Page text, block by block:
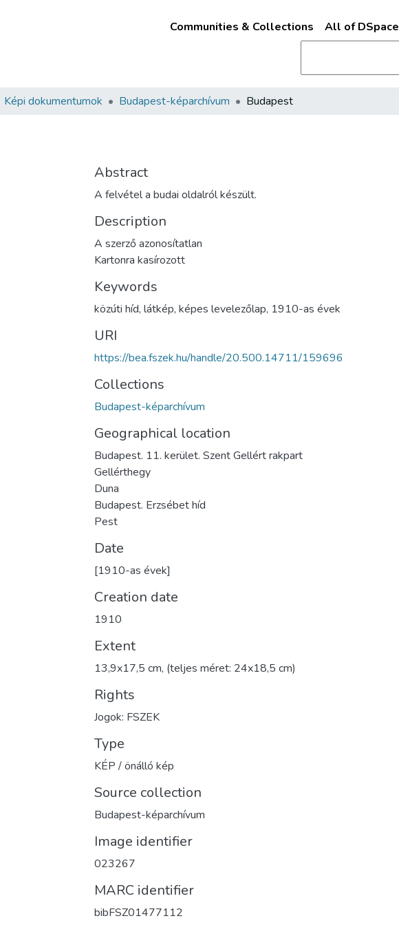
Communities & Collections All of DSpace
Képi dokumentumok Budapest-képarchívum Budapest
Abstract
A felvétel a budai oldalról készült.
Description
A szerző azonosítatlan
Kartonra kasírozott
Keywords
közúti híd, látkép, képes levelezőlap, 1910-as évek
URI
https://bea.fszek.hu/handle/20.500.14711/159696
Collections
Budapest-képarchívum
Geographical location
Budapest. 11. kerület. Szent Gellért rakpart
Gellérthegy
Duna
Budapest. Erzsébet híd
Pest
Date
[1910-as évek]
Creation date
1910
Extent
13,9x17,5 cm, (teljes méret: 24x18,5 cm)
Rights
Jogok: FSZEK
Type
KÉP / önálló kép
Source collection
Budapest-képarchívum
Image identifier
023267
MARC identifier
bibFSZ01477112